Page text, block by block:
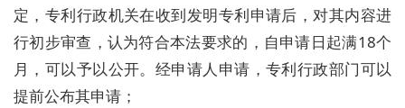
定，专利行政机关在收到发明专利申请后，对其内容进
行初步审查，认为符合本法要求的，自申请日起满18个
月，可以予以公开。经申请人申请，专利行政部门可以
提前公布其申请；